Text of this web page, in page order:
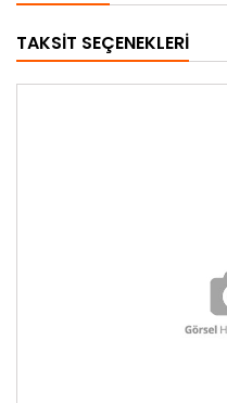
TAKSIT SEÇENEKLERI